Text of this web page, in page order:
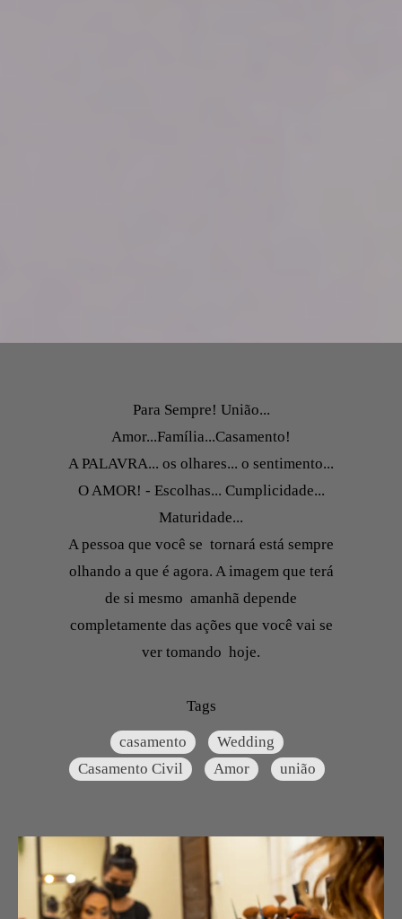
Para Sempre! União...
Amor...Família...Casamento!
A PALAVRA... os olhares... o sentimento...
O AMOR! - Escolhas... Cumplicidade...
Maturidade...
A pessoa que você se tornará está sempre
olhando a que é agora. A imagem que terá
de si mesmo amanhã depende
completamente das ações que você vai se
ver tomando hoje.
Tags
casamento
Wedding
Casamento Civil
Amor união